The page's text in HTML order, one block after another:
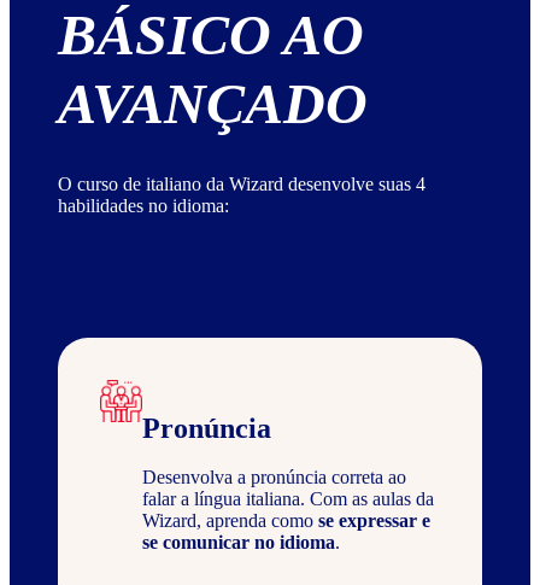
BÁSICO AO
AVANÇADO
O curso de italiano da Wizard desenvolve suas 4
habilidades no idioma:
Pronúncia
Desenvolva a pronúncia correta ao
falar a língua italiana. Com as aulas da
Wizard, aprenda como se expressar e
se comunicar no idioma.